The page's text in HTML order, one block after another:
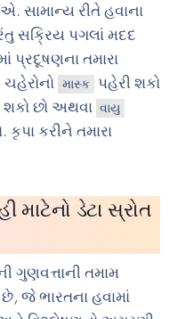
સામાન્ય રીતે હવાના
સક્રિય પગલાં મદદ
પ્રદૂષણના તમારા
માસ્ક પહેરી શકો
શકો છો અથવા વાયુ
કૃપા કરીને તમારા
માટેનો ડેટા સ્રોત
તમામ
છે, જે ભારતના હવામાં